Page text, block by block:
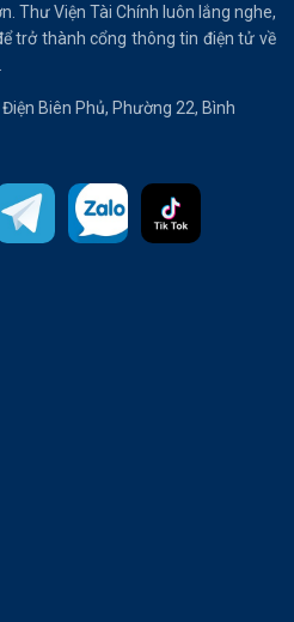
Thư Viện Tài Chính luôn lắng nghe,
trở thành cổng thông tin điện tử về
Biên Phủ, Phường 22, Bình
giao dịch